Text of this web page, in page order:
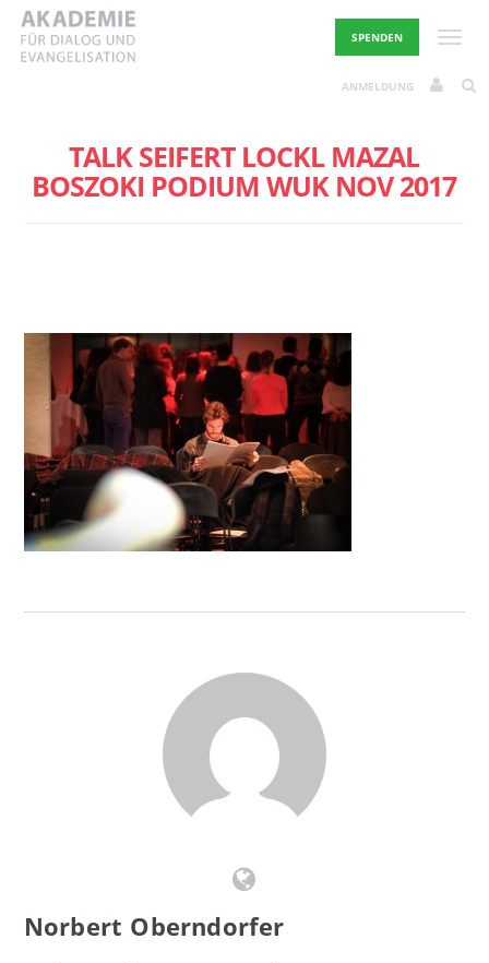
Skip
content
SPENDEN
ANMELDUNG
TALK SEIFERT LOCKL MAZAL
BOSZOKI PODIUM WUK NOV 2017
Norbert Oberndorfer